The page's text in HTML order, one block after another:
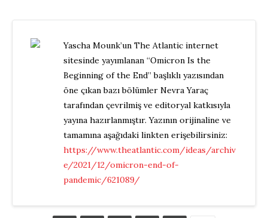
Yascha Mounk’un The Atlantic internet
sitesinde yayımlanan “Omicron Is the
Beginning of the End” başlıklı yazısından
öne çıkan bazı bölümler Nevra Yaraç
tarafından çevrilmiş ve editoryal katkısıyla
yayına hazırlanmıştır. Yazının orijinaline ve
tamamına aşağıdaki linkten erişebilirsiniz:
https://www.theatlantic.com/ideas/archiv
e/2021/12/omicron-end-of-
pandemic/621089/